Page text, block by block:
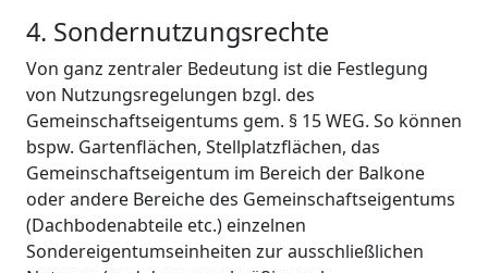
4. Sondernutzungsrechte
Von ganz zentraler Bedeutung ist die Festlegung
von Nutzungsregelungen bzgl. des
Gemeinschaftseigentums gem. § 15 WEG. So können
bspw. Gartenflächen, Stellplatzflächen, das
Gemeinschaftseigentum im Bereich der Balkone
oder andere Bereiche des Gemeinschaftseigentums
(Dachbodenabteile etc.) einzelnen
Sondereigentumseinheiten zur ausschließlichen